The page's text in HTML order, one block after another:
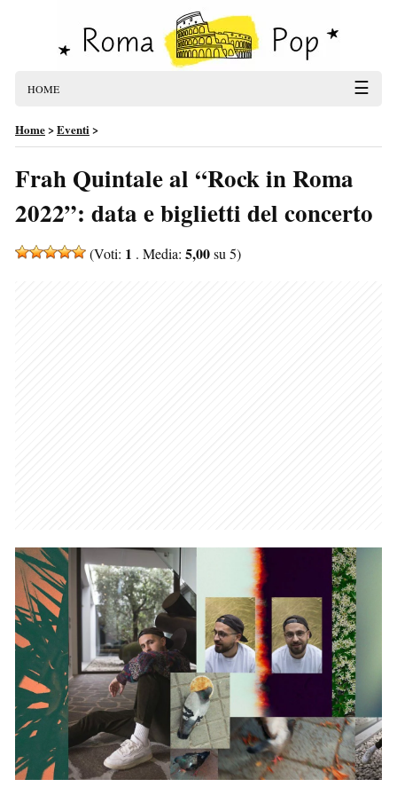
HOME ☰
Home>Eventi>
Frah Quintale al “Rock in Roma
2022”: data e biglietti del concerto
(Voti: 1 . Media: 5,00su 5)